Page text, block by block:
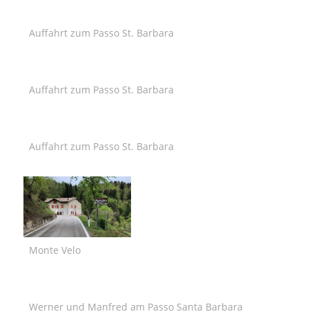
Auffahrt zum Passo St. Barbara
Auffahrt zum Passo St. Barbara
Auffahrt zum Passo St. Barbara
Monte Velo
Werner und Manfred am Passo Santa Barbara